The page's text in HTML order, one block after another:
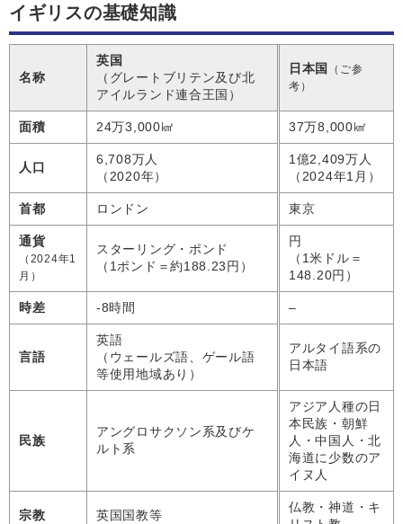
イギリスの基礎知識
名称
英国
（グレートブリテン及び北
アイルランド連合王国）
日本国
（ご参
考）
面積 24万3,000㎢ 37万8,000㎢
人口
6,708万人
（2020年）
1億2,409万人
（2024年1月）
首都 ロンドン 東京
通貨
（2024年1
月）
スターリング・ポンド
（1ポンド＝約188.23円）
円
（1米ドル＝
148.20円）
時差 -8時間 –
言語
英語
（ウェールズ語、ゲール語
等使用地域あり）
アルタイ語系の
日本語
民族
アングロサクソン系及びケ
ルト系
アジア人種の日
本民族・朝鮮
人・中国人・北
海道に少数のア
イヌ人
宗教 英国国教等
仏教・神道・キ